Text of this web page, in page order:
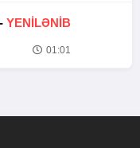
YENİLƏNİB
01:01